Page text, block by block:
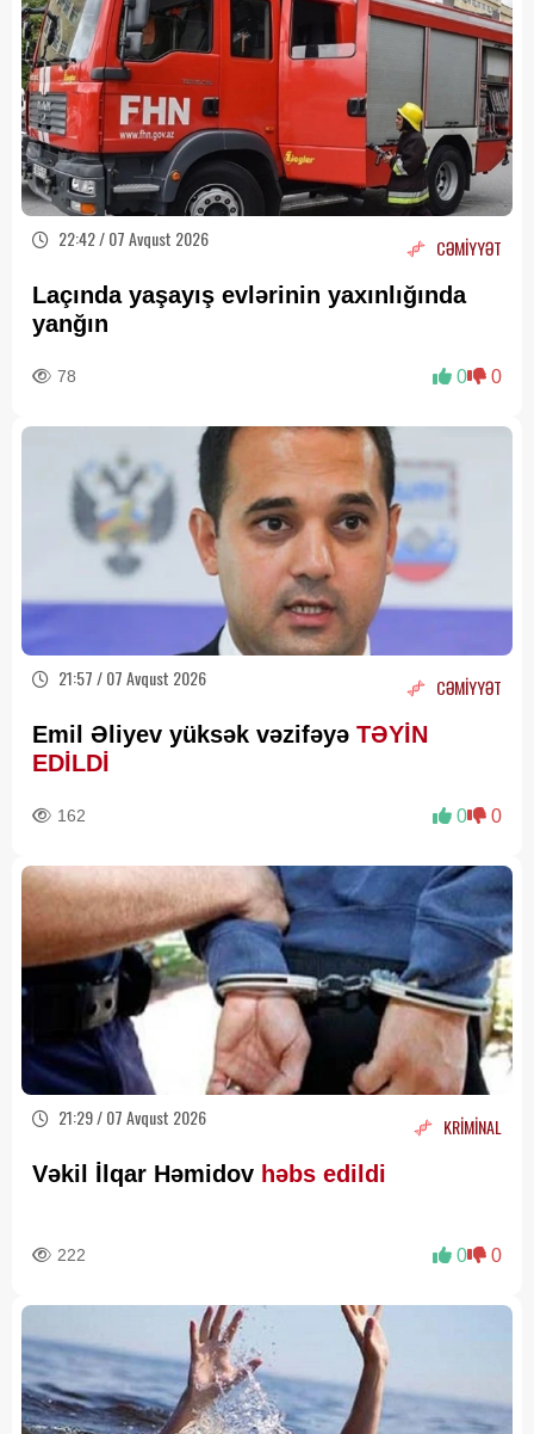
22:42 / 07 Avqust 2026 CƏMİYYƏT
Laçında yaşayış evlərinin yaxınlığında
yanğın
78 0 0
21:57 / 07 Avqust 2026 CƏMİYYƏT
Emil Əliyev yüksək vəzifəyə TƏYİN
EDİLDİ
162 0 0
21:29 / 07 Avqust 2026 KRİMİNAL
Vəkil İlqar Həmidov həbs edildi
222 0 0